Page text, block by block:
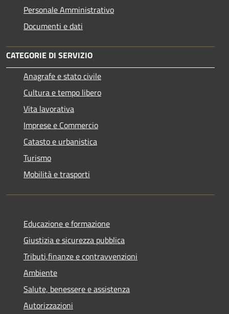
Personale Amministrativo
Documenti e dati
CATEGORIE DI SERVIZIO
Anagrafe e stato civile
Cultura e tempo libero
Vita lavorativa
Imprese e Commercio
Catasto e urbanistica
Turismo
Mobilità e trasporti
Educazione e formazione
Giustizia e sicurezza pubblica
Tributi,finanze e contravvenzioni
Ambiente
Salute, benessere e assistenza
Autorizzazioni